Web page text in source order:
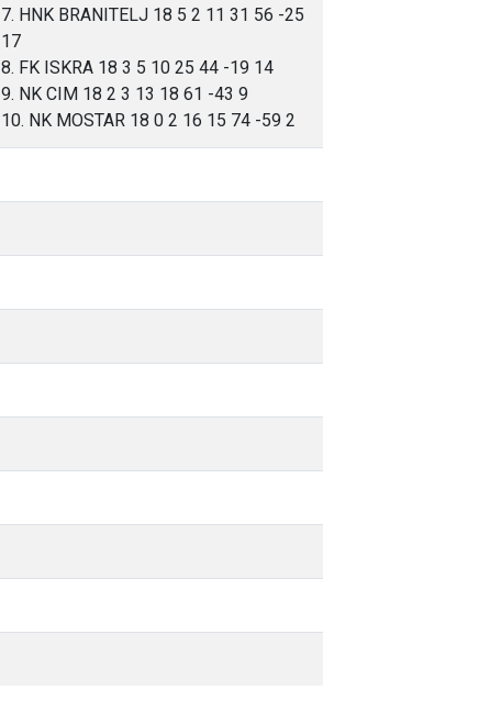
7. HNK BRANITELJ 18 5 2 11 31 56 -25
17
8. FK ISKRA 18 3 5 10 25 44 -19 14
9. NK CIM 18 2 3 13 18 61 -43 9
10. NK MOSTAR 18 0 2 16 15 74 -59 2